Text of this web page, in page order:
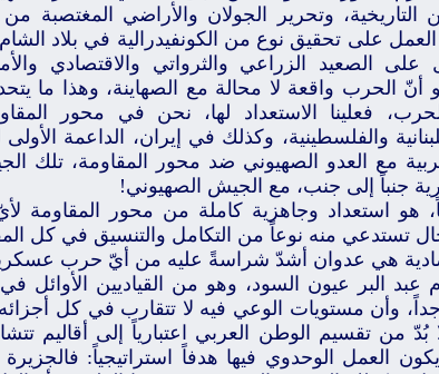
وتحرير الجولان والأراضي المغتصبة
العمل على تحقيق نوع من الكونفيدرالية في بلاد
على الصعيد الزراعي والثرواتي والاقتصادي
أنّ الحرب واقعة لا محالة مع الصهاينة، وهذا ما
فعلينا الاستعداد لها، نحن في محور
والفلسطينية، وكذلك في إيران، الداعمة
مع العدو الصهيوني ضد محور المقاومة، تلك
جنباً إلى جنب، مع الجيش الصهيوني!
هو استعداد وجاهزية كاملة من محور المقاومة
تستدعي منه نوعاً من التكامل والتنسيق في كل
هي عدوان أشدّ شراسةً عليه من أيّ حرب
عبد البر عيون السود، وهو من القياديين الأوائل
وأن مستويات الوعي فيه لا تتقارب في كل
بُدّ من تقسيم الوطن العربي اعتبارياً إلى أقاليم
العمل الوحدوي فيها هدفاً استراتيجياً: فالجزيرة